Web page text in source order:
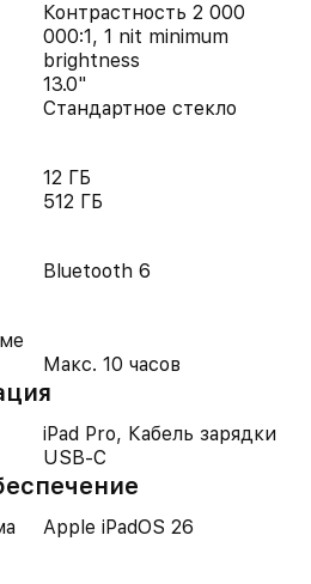
Контрастность 2 000
000:1, 1 nit minimum
brightness
13.0"
Стандартное стекло
12 ГБ
512 ГБ
Bluetooth 6
Макс. 10 часов
iPad Pro, Кабель зарядки
USB-C
Apple iPadOS 26